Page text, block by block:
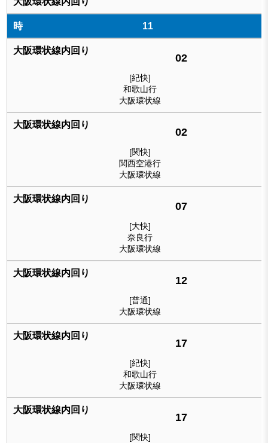
11
02
[紀快]
和歌山行
大阪環状線
02
[関快]
関西空港行
大阪環状線
07
[大快]
奈良行
大阪環状線
12
[普通]
大阪環状線
17
[紀快]
和歌山行
大阪環状線
17
[関快]